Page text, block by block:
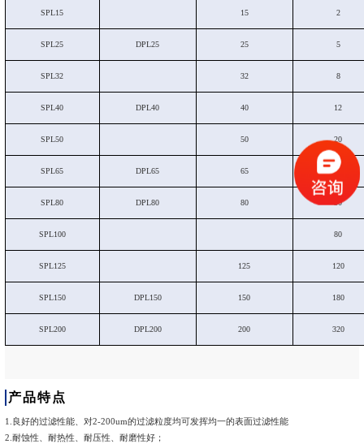
SPL15 15 2
SPL25 DPL25 25 5
SPL32 32 8
SPL40 DPL40 40 12
SPL50 50 20
SPL65 DPL65 65 30
SPL80 DPL80 80 50
SPL100 80
SPL125 125 120
SPL150 DPL150 150 180
SPL200 DPL200 200 320
产品特点
1.良好的过滤性能、对2-200um的过滤粒度均可发挥均一的表面过滤性能
2.耐蚀性、耐热性、耐压性、耐磨性好；